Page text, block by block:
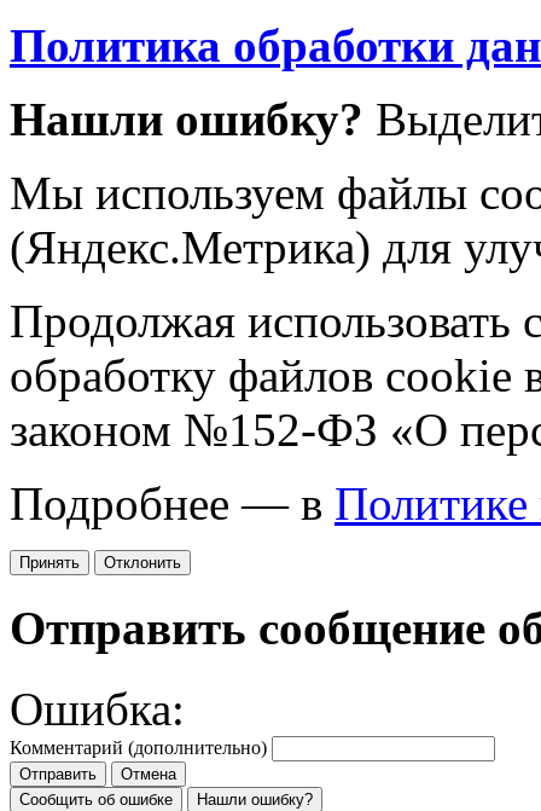
Политика обработки
Нашли ошибку?
Мы используем файлы
(Яндекс.Метрика) для
Продолжая использовать
обработку файлов cookie
законом №152-ФЗ «О
Подробнее — в Политике
Принять Отклонить
Отправить сообщение
Ошибка:
Комментарий (дополнительно)
Отправить
Отмена
Сообщить об ошибке
Нашли ошибку?